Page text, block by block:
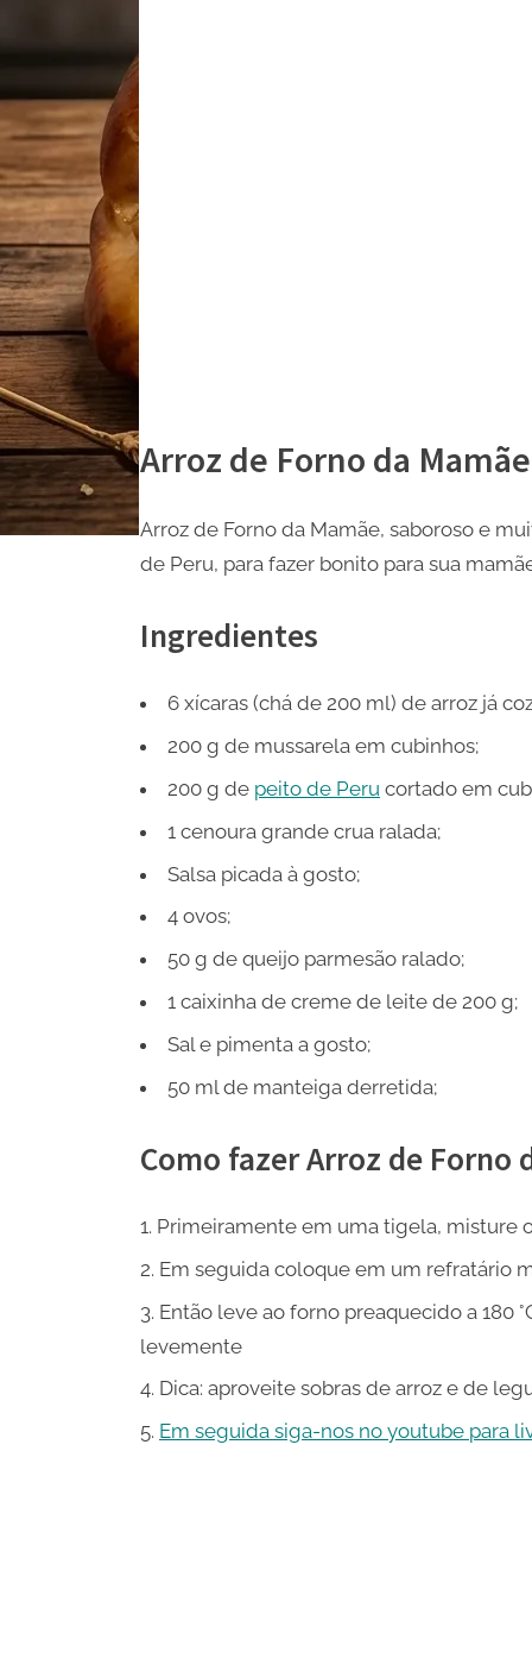
Arroz de Forno da Mamãe
Arroz de Forno da Mamãe, saboroso e
de Peru, para fazer bonito para sua
Ingredientes
6 xícaras (chá de 200 ml) de arroz já
200 g de mussarela em cubinhos;
200 g de peito de Peru cortado em
1 cenoura grande crua ralada;
Salsa picada à gosto;
4 ovos;
50 g de queijo parmesão ralado;
1 caixinha de creme de leite de 200 g;
Sal e pimenta a gosto;
50 ml de manteiga derretida;
Como fazer Arroz de Forno
Primeiramente em uma tigela, misture
Em seguida coloque em um refratário
Então leve ao forno preaquecido a 180
levemente
Dica: aproveite sobras de arroz e de
Em seguida siga-nos no youtube para